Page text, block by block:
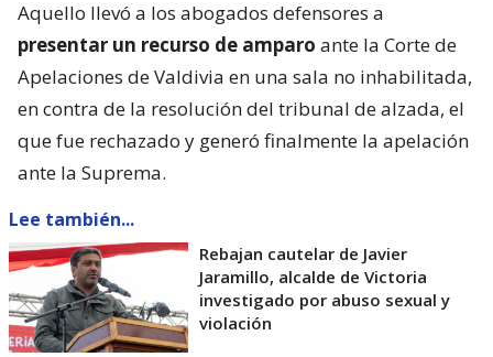
Aquello llevó a los abogados defensores a
presentar un recurso de amparo ante la Corte de
Apelaciones de Valdivia en una sala no inhabilitada,
en contra de la resolución del tribunal de alzada, el
que fue rechazado y generó finalmente la apelación
ante la Suprema.
Lee también...
Rebajan cautelar de Javier
Jaramillo, alcalde de Victoria
investigado por abuso sexual y
violación